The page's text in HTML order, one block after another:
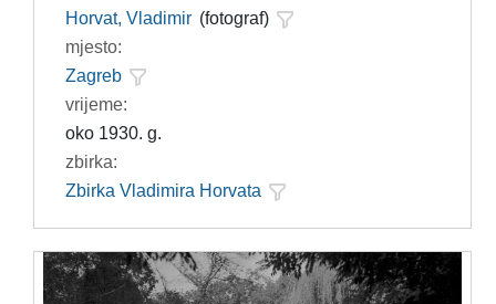
Horvat, Vladimir (fotograf)
mjesto:
Zagreb
vrijeme:
oko 1930. g.
zbirka:
Zbirka Vladimira Horvata